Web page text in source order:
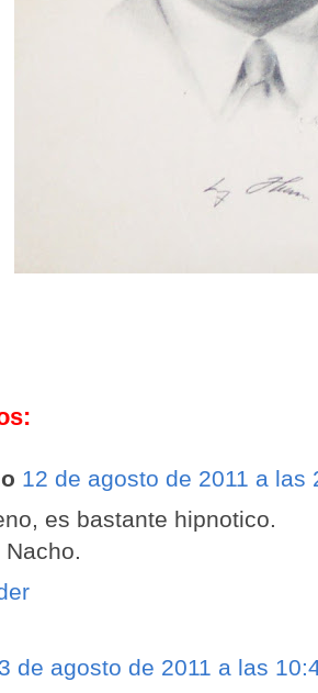
12 de agosto de 2011 a las
es bastante hipnotico.
de agosto de 2011 a las